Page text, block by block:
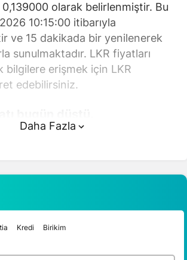
0,139000 olarak belirlenmiştir. Bu
10:15:00 itibarıyla
ve 15 dakikada bir yenilenerek
sunulmaktadır. LKR fiyatları
bilgilere erişmek için LKR
edebilirsiniz.
aracını kullanarak mevcut
Daha Fazla
Kredi Birikim